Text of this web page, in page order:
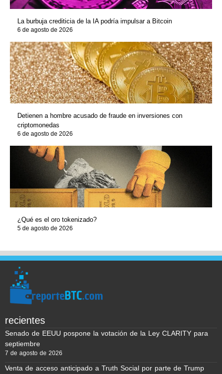
La burbuja crediticia de la IA podría impulsar a Bitcoin
6 de agosto de 2026
Detienen a hombre acusado de fraude en inversiones con
criptomonedas
6 de agosto de 2026
¿Qué es el oro tokenizado?
5 de agosto de 2026
recientes
Senado de EEUU pospone la votación de la Ley CLARITY para
septiembre
7 de agosto de 2026
Venta de acceso anticipado a Truth Social por parte de Trump